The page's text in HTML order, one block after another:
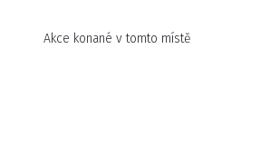
Akce konané v tomto místě